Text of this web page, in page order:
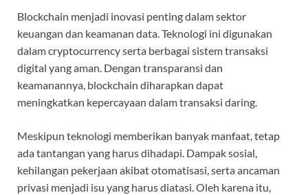
Blockchain menjadi inovasi penting dalam sektor
keuangan dan keamanan data. Teknologi ini digunakan
dalam cryptocurrency serta berbagai sistem transaksi
digital yang aman. Dengan transparansi dan
keamanannya, blockchain diharapkan dapat
meningkatkan kepercayaan dalam transaksi daring.
Meskipun teknologi memberikan banyak manfaat, tetap
ada tantangan yang harus dihadapi. Dampak sosial,
kehilangan pekerjaan akibat otomatisasi, serta ancaman
privasi menjadi isu yang harus diatasi. Oleh karena itu,